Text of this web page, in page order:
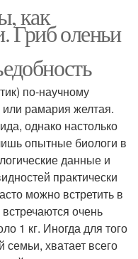
как
Гриб оленьи
по-научному
рамария желтая.
однако настолько
опытные биологи в
данные и
практически
можно встретить в
очень
1 кг. Иногда для того
семьи, хватает всего